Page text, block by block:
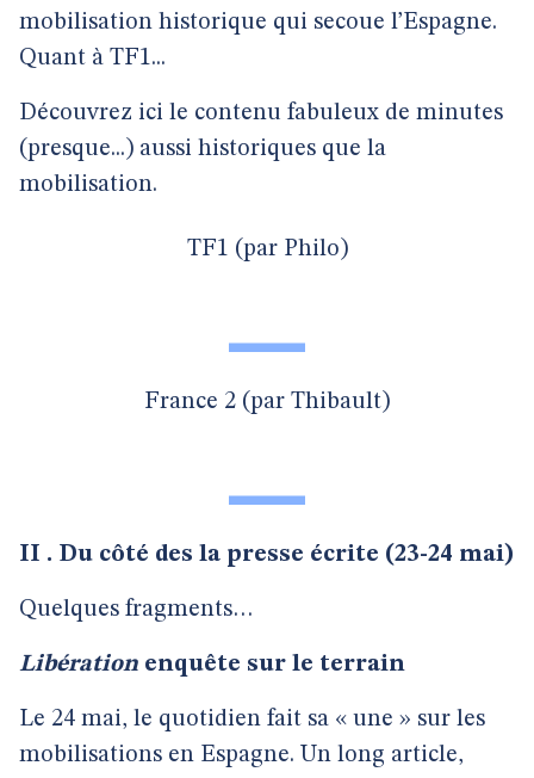
mobilisation historique qui secoue l’Espagne.
Quant à TF1...
Découvrez ici le contenu fabuleux de minutes
(presque...) aussi historiques que la
mobilisation.
TF1 (par Philo)
France 2 (par Thibault)
II . Du côté des la presse écrite (23-24 mai)
Quelques fragments…
Libération enquête sur le terrain
Le 24 mai, le quotidien fait sa « une » sur les
mobilisations en Espagne. Un long article,